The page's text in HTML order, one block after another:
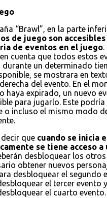
“Brawl”, en la parte
de juego son
de eventos en el juego.
cuenta que todos estos
un determinado
se mostrara en
del evento. En el
haya expirado, un nuevo
para jugarlo. Este
o incluso el mismo modo
que cuando se inicia
se tiene acceso a
desbloquear los otros
obtener nuevos
desbloquear el segundo
el tercer evento
el cuarto evento.